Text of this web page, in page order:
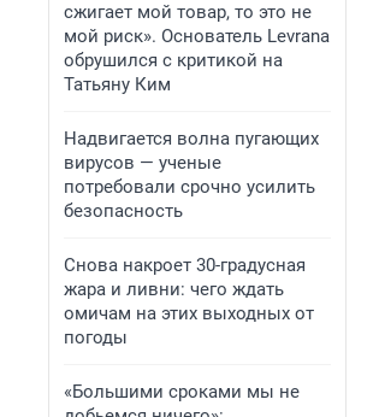
сжигает мой товар, то это не
мой риск». Основатель Levrana
обрушился с критикой на
Татьяну Ким
Надвигается волна пугающих
вирусов — ученые
потребовали срочно усилить
безопасность
Снова накроет 30-градусная
жара и ливни: чего ждать
омичам на этих выходных от
погоды
«Большими сроками мы не